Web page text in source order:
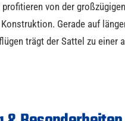
profitieren von der
Gerade auf
trägt der Sattel zu einer